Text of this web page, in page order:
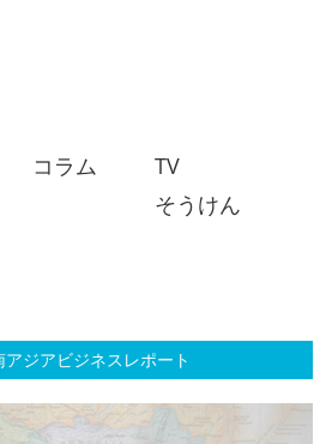
コラム
TV
そうけん
アジアビジネスレポート